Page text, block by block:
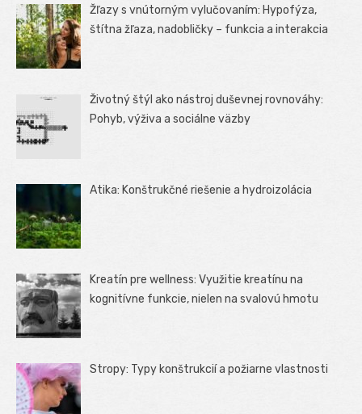
Žľazy s vnútorným vylučovaním: Hypofýza,
štítna žľaza, nadobličky – funkcia a interakcia
Životný štýl ako nástroj duševnej rovnováhy:
Pohyb, výživa a sociálne väzby
Atika: Konštrukčné riešenie a hydroizolácia
Kreatín pre wellness: Využitie kreatínu na
kognitívne funkcie, nielen na svalovú hmotu
Stropy: Typy konštrukcií a požiarne vlastnosti